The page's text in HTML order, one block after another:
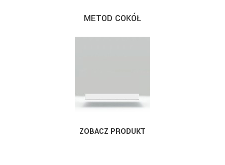
METOD COKÓŁ
ZOBACZ PRODUKT